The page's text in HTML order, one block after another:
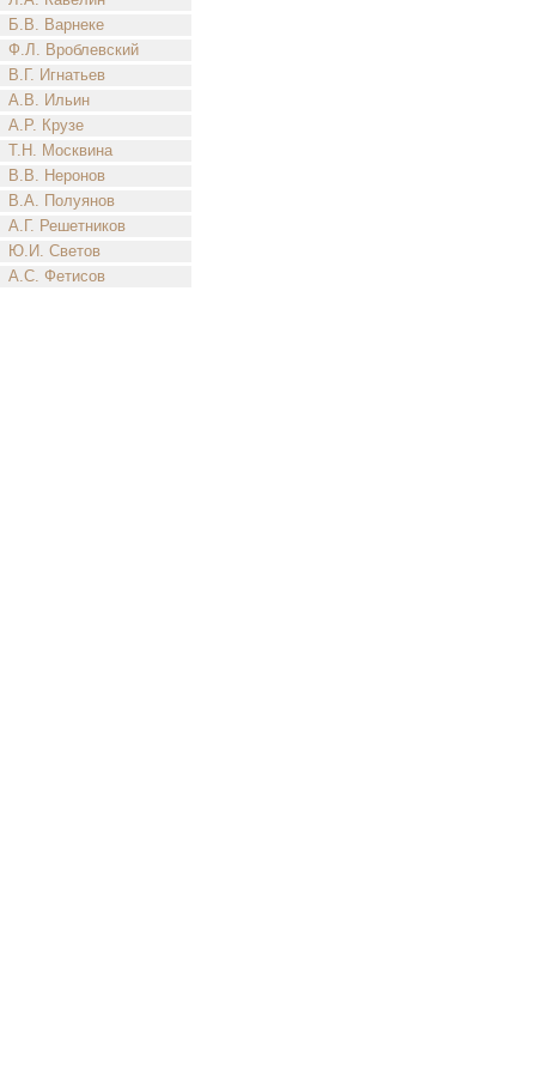
Б.В. Варнеке
Ф.Л. Вроблевский
В.Г. Игнатьев
А.В. Ильин
А.Р. Крузе
Т.Н. Москвина
В.В. Неронов
В.А. Полуянов
А.Г. Решетников
Ю.И. Светов
А.С. Фетисов